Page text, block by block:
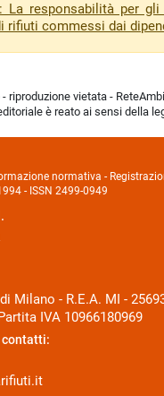
La responsabilità per
rifiuti commessi dai
riproduzione vietata -
è reato ai sensi della
normativa -
- ISSN 2499-0949
Milano - R.E.A. MI -
IVA 10966180969
contatti: